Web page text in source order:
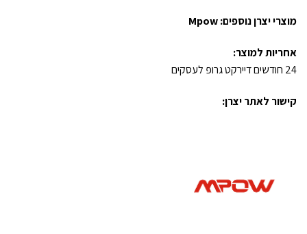
מוצרי יצרן נוספים:Mpow
אחריות למוצר:
24 חודשים דיירקט גרופ לעסקים
קישור לאתר יצרן: